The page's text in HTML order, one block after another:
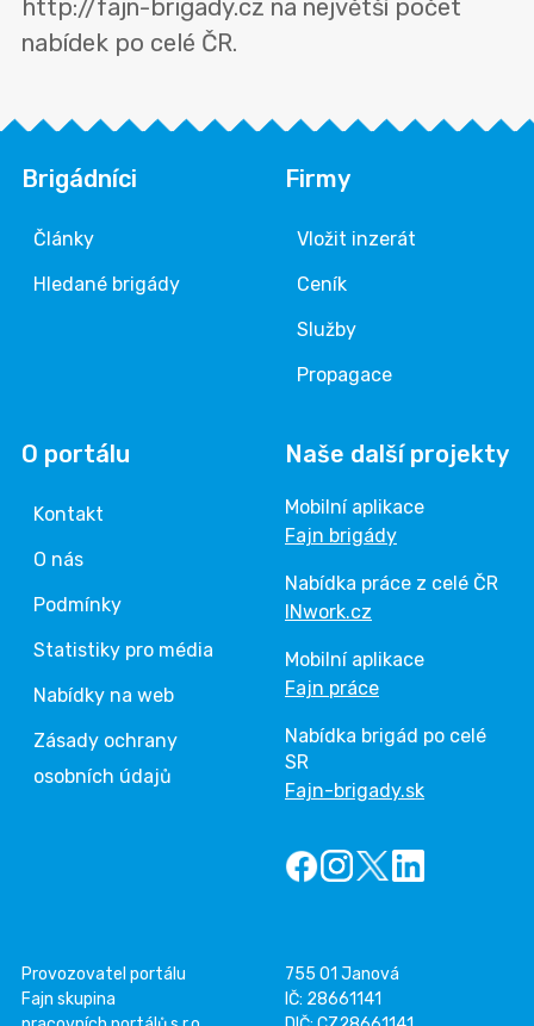
http://fajn-brigady.cz na největší počet
nabídek po celé ČR.
Brigádníci
Články
Hledané brigády
Firmy
Vložit inzerát
Ceník
Služby
Propagace
O portálu
Kontakt
O nás
Podmínky
Statistiky pro média
Nabídky na web
Zásady ochrany
osobních údajů
Naše další projekty
Mobilní aplikace
Fajn brigády
Nabídka práce z celé ČR
INwork.cz
Mobilní aplikace
Fajn práce
Nabídka brigád po celé
SR
Fajn-brigady.sk
Provozovatel portálu
Fajn skupina
755 01 Janová
IČ: 28661141